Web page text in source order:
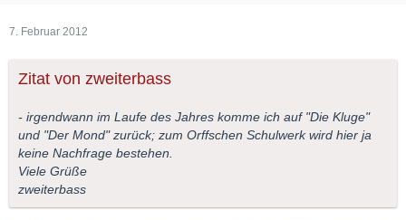
7. Februar 2012
Zitat von zweiterbass
- irgendwann im Laufe des Jahres komme ich auf "Die Kluge"
und "Der Mond" zurück; zum Orffschen Schulwerk wird hier ja
keine Nachfrage bestehen.
Viele Grüße
zweiterbass